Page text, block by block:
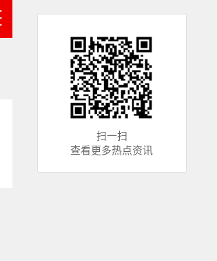
扫一扫
查看更多热点资讯